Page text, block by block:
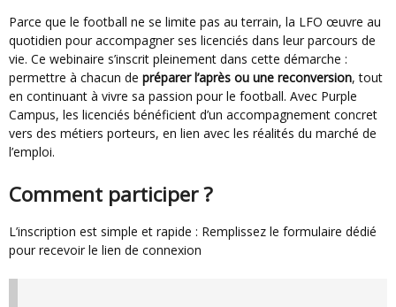
Parce que le football ne se limite pas au terrain, la LFO œuvre au
quotidien pour accompagner ses licenciés dans leur parcours de
vie. Ce webinaire s’inscrit pleinement dans cette démarche :
permettre à chacun de préparer l’après ou une reconversion, tout
en continuant à vivre sa passion pour le football. Avec Purple
Campus, les licenciés bénéficient d’un accompagnement concret
vers des métiers porteurs, en lien avec les réalités du marché de
l’emploi.
Comment participer ?
L’inscription est simple et rapide : Remplissez le formulaire dédié
pour recevoir le lien de connexion